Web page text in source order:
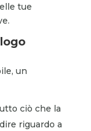
tue
un
ciò che la
riguardo a